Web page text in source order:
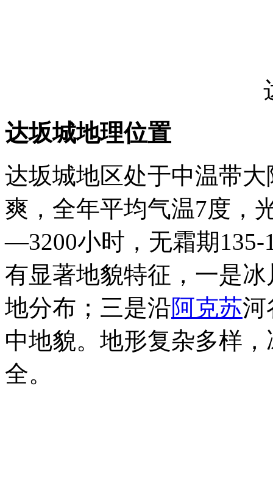
达坂城地理位置
达坂城地区处于中温带
爽，全年平均气温7度，
—3200小时，无霜期135-
有显著地貌特征，一是
地分布；三是沿阿克苏河
中地貌。地形复杂多样
全。